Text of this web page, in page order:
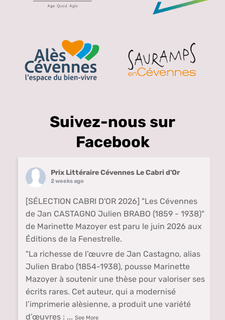
Suivez-nous sur
Facebook
Prix Littéraire Cévennes Le Cabri d'Or
2 weeks ago
[SÉLECTION CABRI D'OR 2026] "Les Cévennes
de Jan CASTAGNO Julien BRABO (1859 - 1938)"
de Marinette Mazoyer est paru le juin 2026 aux
Éditions de la Fenestrelle.
"La richesse de l’œuvre de Jan Castagno, alias
Julien Brabo (1854-1938), pousse Marinette
Mazoyer à soutenir une thèse pour valoriser ses
écrits rares. Cet auteur, qui a modernisé
l’imprimerie alèsienne, a produit une variété
d’œuvres : ... See More